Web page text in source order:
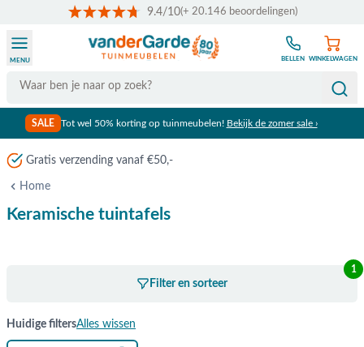
9.4/10(+ 20.146 beoordelingen)
Search
MENU BELLEN WINKELWAGEN
SALE Tot wel 50% korting op tuinmeubelen! Bekijk de zomer sale ›
Meer dan 80 jaar ervaring
Home
Keramische tuintafels
Filter en sorteer
1
Huidige filtersAlles wissen